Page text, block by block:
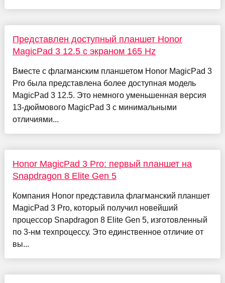
Представлен доступный планшет Honor
MagicPad 3 12.5 с экраном 165 Hz
Вместе с флагманским планшетом Honor MagicPad 3
Pro была представлена более доступная модель
MagicPad 3 12.5. Это немного уменьшенная версия
13-дюймового MagicPad 3 с минимальными
отличиями...
Honor MagicPad 3 Pro: первый планшет на
Snapdragon 8 Elite Gen 5
Компания Honor представила флагманский планшет
MagicPad 3 Pro, который получил новейший
процессор Snapdragon 8 Elite Gen 5, изготовленный
по 3-нм техпроцессу. Это единственное отличие от
вы...